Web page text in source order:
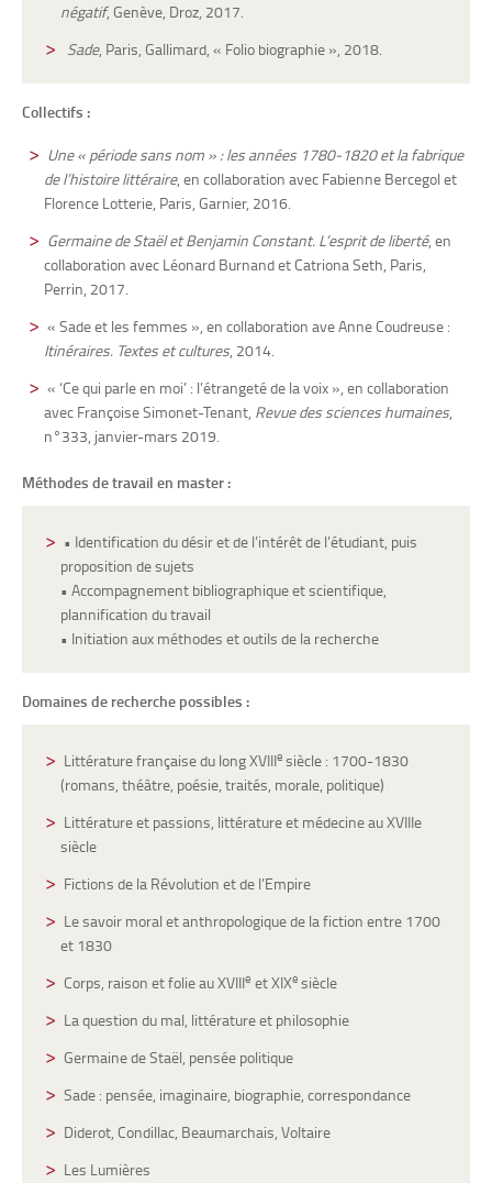
négatif, Genève, Droz, 2017.
Sade, Paris, Gallimard, « Folio biographie », 2018.
Collectifs :
Une « période sans nom » : les années 1780-1820 et la fabrique
de l’histoire littéraire, en collaboration avec Fabienne Bercegol et
Florence Lotterie, Paris, Garnier, 2016.
Germaine de Staël et Benjamin Constant. L’esprit de liberté, en
collaboration avec Léonard Burnand et Catriona Seth, Paris,
Perrin, 2017.
« Sade et les femmes », en collaboration ave Anne Coudreuse :
Itinéraires. Textes et cultures, 2014.
« ‘Ce qui parle en moi’ : l’étrangeté de la voix », en collaboration
avec Françoise Simonet-Tenant, Revue des sciences humaines,
n°333, janvier-mars 2019.
Méthodes de travail en master :
• Identification du désir et de l’intérêt de l’étudiant, puis
proposition de sujets
• Accompagnement bibliographique et scientifique,
plannification du travail
• Initiation aux méthodes et outils de la recherche
Domaines de recherche possibles :
Littérature française du long XVIIIe siècle : 1700-1830
(romans, théâtre, poésie, traités, morale, politique)
Littérature et passions, littérature et médecine au XVIIIe
siècle
Fictions de la Révolution et de l’Empire
Le savoir moral et anthropologique de la fiction entre 1700
et 1830
Corps, raison et folie au XVIIIe et XIXe siècle
La question du mal, littérature et philosophie
Germaine de Staël, pensée politique
Sade : pensée, imaginaire, biographie, correspondance
Diderot, Condillac, Beaumarchais, Voltaire
Les Lumières